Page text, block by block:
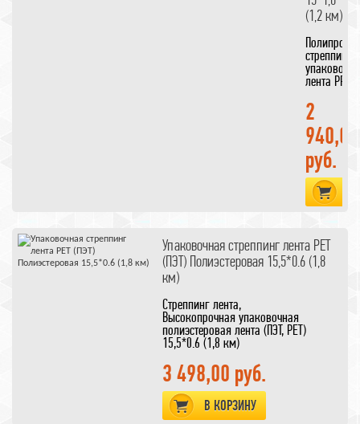
(1,2 км)
стреппинг
лента PP
(1,2 км)
2
940,00
руб.
Упаковочная стреппинг лента PET
(ПЭТ) Полиэстеровая 15,5*0.6 (1,8
км)
Стреппинг лента,
Высокопрочная упаковочная
полиэстеровая лента (ПЭТ, PET)
15,5*0.6 (1,8 км)
3 498,00 руб.
В КОРЗИНУ